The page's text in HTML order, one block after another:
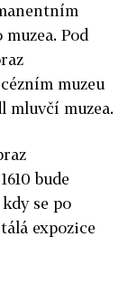
Pod
muzeu
mluvčí muzea.
bude
se po
expozice